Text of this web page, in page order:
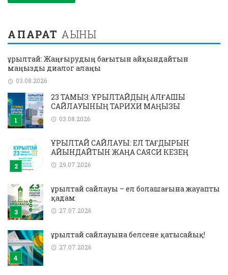
АҚПАРАТ АҒЫНЫ
Құрылтай: Жаңғырудың бағытын айқындайтын
маңызды диалог алаңы
03.08.2026
23 ТАМЫЗ: ҚҰРЫЛТАЙДЫҢ АЛҒАШҚЫ
САЙЛАУЫНЫҢ ТАРИХИ МАҢЫЗЫ
03.08.2026
ҚҰРЫЛТАЙ САЙЛАУЫ: ЕЛ ТАҒДЫРЫН
АЙҚЫНДАЙТЫН ЖАҢА САЯСИ КЕЗЕҢ
29.07.2026
Құрылтай сайлауы – ел болашағына жауапты
қадам
27.07.2026
Құрылтай сайлауына белсене қатысайық!
27.07.2026